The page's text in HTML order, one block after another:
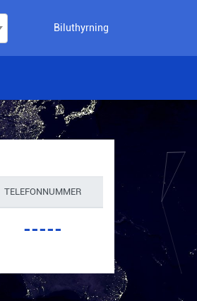
Biluthyrning
TELEFONNUMMER
-----